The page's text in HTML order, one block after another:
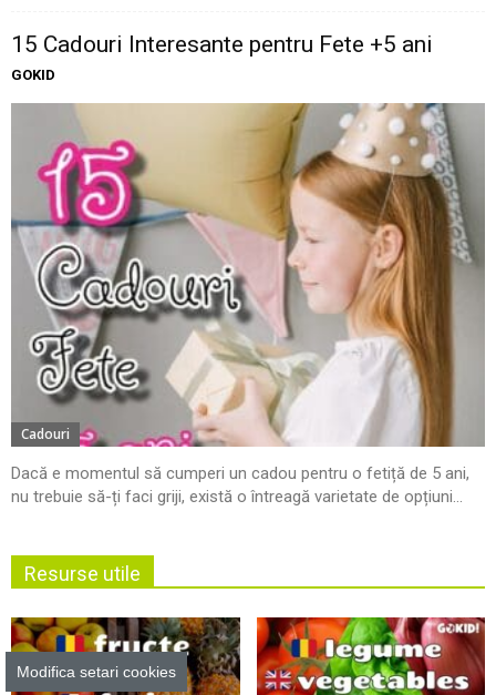
15 Cadouri Interesante pentru Fete +5 ani
GOKID
Cadouri
Dacă e momentul să cumperi un cadou pentru o fetiță de 5 ani,
nu trebuie să-ți faci griji, există o întreagă varietate de opțiuni...
Resurse utile
Modifica setari cookies